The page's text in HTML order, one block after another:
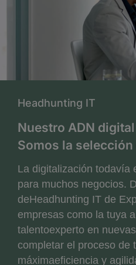
Headhunting IT
Nuestro ADN
Somos la
La digitalización todavía
para muchos negocios.
deHeadhunting IT de
empresas como la tuya
talentoexperto en
completar el proceso de
máximaeficiencia y